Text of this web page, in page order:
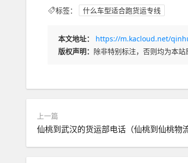
标签： 什么车型适合跑货运专线
本文地址：
https://m.kacloud.net/
版权声明： 除非特别标注，否则均为本站
上一篇
仙桃到武汉的货运部电话（仙桃到仙桃物流